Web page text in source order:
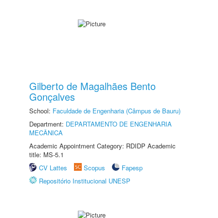
Gilberto de Magalhães Bento
Gonçalves
School: Faculdade de Engenharia (Câmpus de Bauru)
Department: DEPARTAMENTO DE ENGENHARIA
MECÂNICA
Academic Appointment Category: RDIDP Academic
title: MS-5.1
CV Lattes
Scopus
Fapesp
Repositório Institucional UNESP